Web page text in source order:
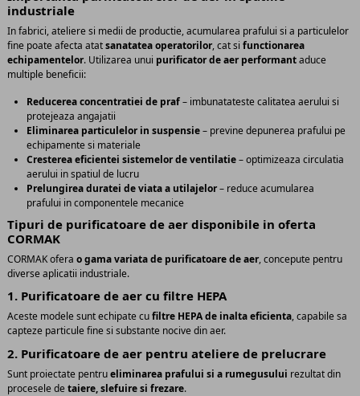
industriale
In fabrici, ateliere si medii de productie, acumularea prafului si a particulelor
fine poate afecta atatsanatatea operatorilor, cat si functionarea
echipamentelor. Utilizarea unui purificator de aer performantaduce
multiple beneficii:
Reducerea concentratiei de praf– imbunatateste calitatea aerului si
protejeaza angajatii
Eliminarea particulelor in suspensie– previne depunerea prafului pe
echipamente si materiale
Cresterea eficientei sistemelor de ventilatie– optimizeaza circulatia
aerului in spatiul de lucru
Prelungirea duratei de viata a utilajelor– reduce acumularea
prafului in componentele mecanice
Tipuri de purificatoare de aer disponibile in oferta
CORMAK
CORMAK ofera o gama variata de purificatoare de aer, concepute pentru
diverse aplicatii industriale.
1. Purificatoare de aer cu filtre HEPA
Aceste modele sunt echipate cufiltre HEPA de inalta eficienta, capabile sa
capteze particule fine si substante nocive din aer.
2. Purificatoare de aer pentru ateliere de prelucrare
Sunt proiectate pentrueliminarea prafului si a rumegusului rezultat din
procesele detaiere, slefuire si frezare.